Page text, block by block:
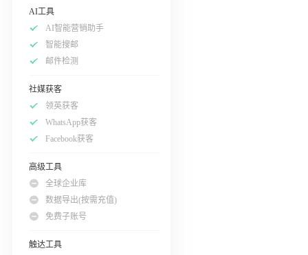
AI工具
AI智能营销助手
智能搜邮
邮件检测
社媒获客
领英获客
WhatsApp获客
Facebook获客
高级工具
全球企业库
数据导出(按需充值)
免费子账号
触达工具